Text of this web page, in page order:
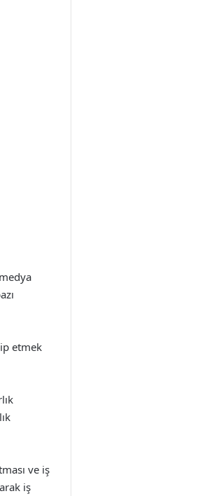
etmek
ve iş
iş